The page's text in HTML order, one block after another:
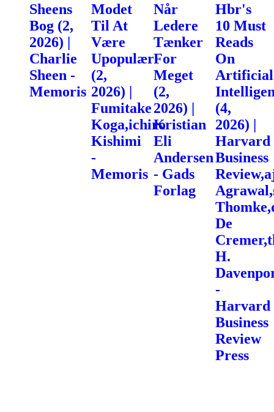
Sheens
Bog (2,
2026) |
Charlie
Sheen -
Memoris
Modet
Til At
Være
Upopulær
(2,
2026) |
Fumitake
Koga,ichiro
Kishimi
-
Memoris
Når
Ledere
Tænker
For
Meget
(2,
2026) |
Kristian
Eli
Andersen
- Gads
Forlag
Hbr's
10 Must
Reads
On
Artificial
(4,
2026) |
Harvard
Business
De
H.
-
Harvard
Business
Review
Press